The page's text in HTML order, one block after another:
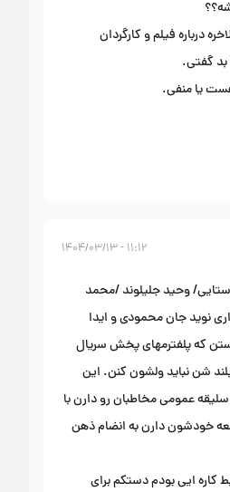
درباره فیلم و کارگردان
گفتی.
یا منفی.
۱۱:۱۲ - ۱۴۰۴/۰۳/۱۳
وحید جلیلوند /محمد
نوید جان محمودی و ایدا
که پلفترمهای پخش سریال
شن نباید ولشون کنن. این
عمومی مخاطبان رو دارن با
خودشون دارن به انضام ذهن
کاره ایی بودم دستکم برای